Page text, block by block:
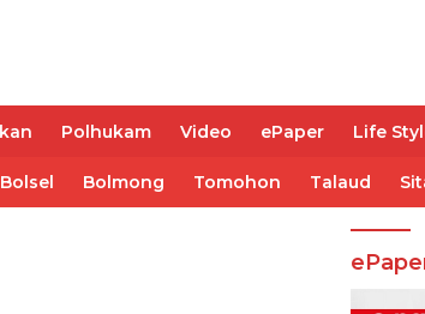
Polhukam Video ePaper Life
Bolsel Bolmong Tomohon Talaud